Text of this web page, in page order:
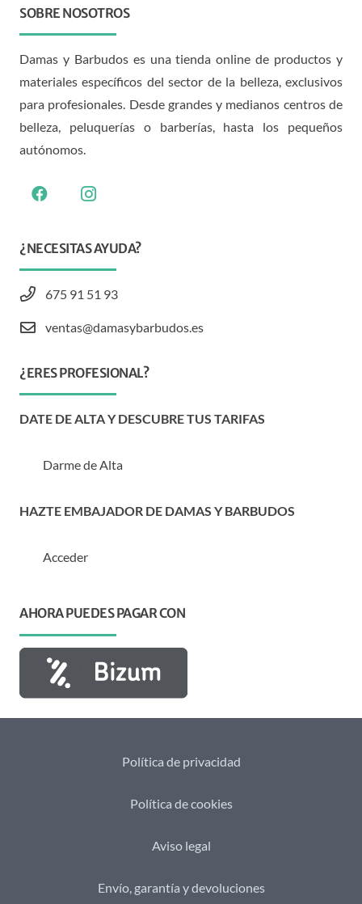
SOBRE NOSOTROS
Damas y Barbudos es una tienda online de productos y
materiales específicos del sector de la belleza, exclusivos
para profesionales. Desde grandes y medianos centros de
belleza, peluquerías o barberías, hasta los pequeños
autónomos.
¿NECESITAS AYUDA?
675 91 51 93
ventas@damasybarbudos.es
¿ERES PROFESIONAL?
DATE DE ALTA Y DESCUBRE TUS TARIFAS
Darme de Alta
HAZTE EMBAJADOR DE DAMAS Y BARBUDOS
Acceder
AHORA PUEDES PAGAR CON
Política de privacidad
Política de cookies
Aviso legal
Envío, garantía y devoluciones